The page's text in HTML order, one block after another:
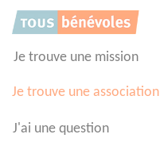
Je trouve une mission
Je trouve une association
J'ai une question
Panneau de gestion des cookies